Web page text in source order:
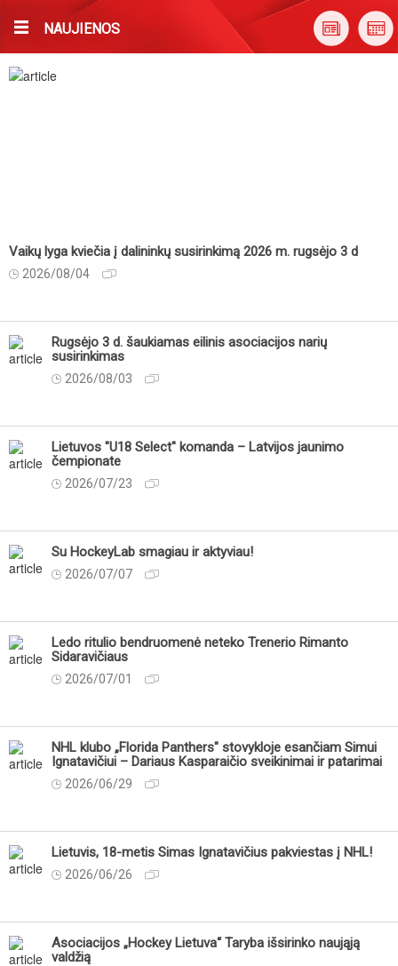
NAUJIENOS
Vaikų lyga kviečia į dalininkų susirinkimą 2026 m. rugsėjo 3 d
2026/08/04
Rugsėjo 3 d. šaukiamas eilinis asociacijos narių
susirinkimas
2026/08/03
Lietuvos "U18 Select" komanda – Latvijos jaunimo
čempionate
2026/07/23
Su HockeyLab smagiau ir aktyviau!
2026/07/07
Ledo ritulio bendruomenė neteko Trenerio Rimanto
Sidaravičiaus
2026/07/01
NHL klubo „Florida Panthers" stovykloje esančiam Simui
Ignatavičiui – Dariaus Kasparaičio sveikinimai ir patarimai
2026/06/29
Lietuvis, 18-metis Simas Ignatavičius pakviestas į NHL!
2026/06/26
Asociacijos „Hockey Lietuva“ Taryba išsirinko naująją
valdžią